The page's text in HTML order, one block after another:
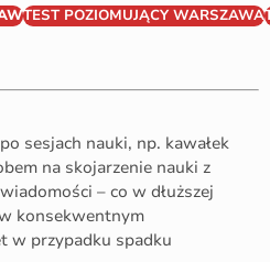
TEST POZIOMUJĄCY WARSZAWA
sesjach nauki, np. kawałek
na skojarzenie nauki z
– co w dłuższej
konsekwentnym
w przypadku spadku